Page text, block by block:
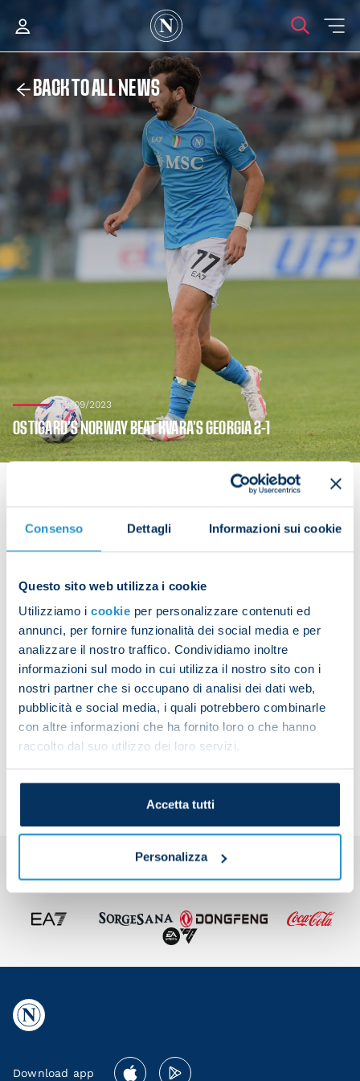
Consenso Dettagli Informazioni sui cookie
Questo sito web utilizza i cookie
Utilizziamo i cookie per personalizzare contenuti ed
annunci, per fornire funzionalità dei social media e per
analizzare il nostro traffico. Condividiamo inoltre
informazioni sul modo in cui utilizza il nostro sito con i
nostri partner che si occupano di analisi dei dati web,
pubblicità e social media, i quali potrebbero combinarle
con altre informazioni che ha fornito loro o che hanno
raccolto dal suo utilizzo dei loro servizi.
Accetta tutti
Personalizza
BACK TO ALL NEWS
12/09/2023
OSTIGARD’S NORWAY BEAT KVARA’S GEORGIA 2-1
on Tuesday evening. Both players played the full 90
minutes as Norway picked up a potentially crucial
2-1 victory.
Share the article with your friends and support the
team
Download app